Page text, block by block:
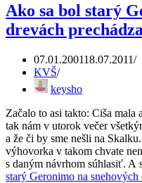
Ako sa bol starý
drevách
07.01.200118.07.2011
KVŠ
keysho
Začalo to asi takto: Ciša
tak nám v utorok večer
a že či by sme nešli na
výhovorka v takom chvate
s daným návrhom súhlasiť.
starý Geronimo na